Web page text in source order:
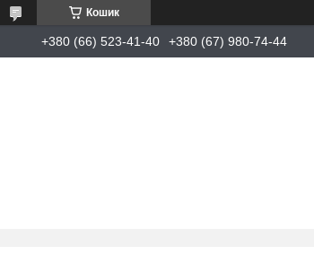
Кошик
+380 (66) 523-41-40 +380 (67) 980-74-44